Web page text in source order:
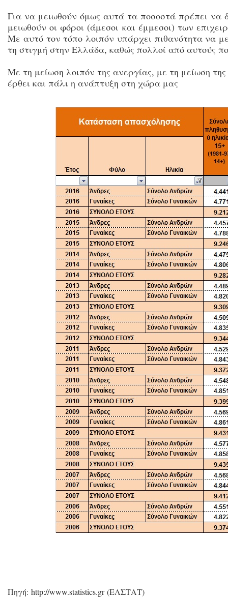
Για να μειωθούν όμως αυτά τα ποσοστά πρέπει να
μειωθούν οι φόροι (άμεσοι και έμμεσοι) των
Με αυτό τον τόπο λοιπόν υπάρχει πιθανότητα να
τη στιγμή στην Ελλάδα, καθώς πολλοί από αυτούς
Με τη μείωση λοιπόν της ανεργίας, με τη μείωση
έρθει και πάλι η ανάπτυξη στη χώρα μας
Πηγή: http://www.statistics.gr(ΕΛΣΤΑΤ)